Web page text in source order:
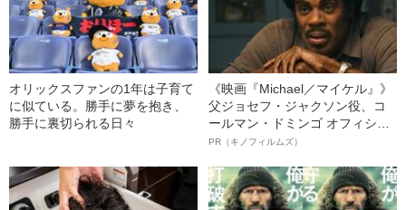
オリックスファンの1年は子育て
に似ている。勝手に夢を抱き、
勝手に裏切られる日々
《映画『Michael／マイケル』》
父ジョセフ・ジャクソン役、コ
ールマン・ドミンゴ オフィシャ
ルインタビュー“観客を魅了した
語る”《日本興収70億円突破》
PR（キノフィルムズ）